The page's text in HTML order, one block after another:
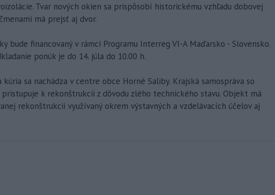
Tvar nových okien sa prispôsobí historickému vzhľadu dobovej
má prejsť aj dvor.
bude financovaný v rámci Programu Interreg VI-A Maďarsko - Slovensko.
ponúk je do 14. júla do 10.00 h.
kúria sa nachádza v centre obce Horné Saliby. Krajská samospráva so
pristupuje k rekonštrukcii z dôvodu zlého technického stavu. Objekt má
rekonštrukcii využívaný okrem výstavných a vzdelávacích účelov aj